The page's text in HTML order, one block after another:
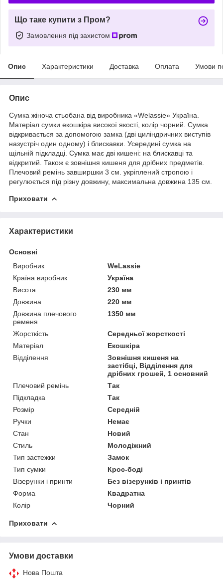
Що таке купити з Пром?
Замовлення під захистом
Опис Характеристики Доставка Оплата Умови
Опис
Сумка жіноча стьобана від виробника «Welassie» Україна.
Матеріал сумки екошкіра високої якості, колір чорний. Сумка
відкривається за допомогою замка (дві циліндричних виступів
назустріч один одному) і блискавки. Усередині сумка на
щільній підкладці. Сумка має дві кишені: на блискавці та
відкритий. Також є зовнішня кишеня для дрібних предметів.
Плечовий ремінь завширшки 3 см. укріплений стропою і
регулюється під різну довжину, максимальна довжина 135 см.
Приховати
Характеристики
Основні
Виробник
WeLassie
Країна виробник
Україна
Висота
230 мм
Довжина
220 мм
Довжина плечового
ременя
1350 мм
Жорсткість
Середньої жорсткості
Матеріал
Екошкіра
Відділення
Зовнішня кишеня на
застібці, Відділення для
дрібних грошей, 1 основний
Плечовий ремінь
Так
Підкладка
Так
Розмір
Середній
Ручки
Немає
Стан
Новий
Стиль
Молодіжний
Тип застежки
Замок
Тип сумки
Крос-боді
Візерунки і принти
Без візерунків і принтів
Форма
Квадратна
Колір
Чорний
Приховати
Умови доставки
Нова Пошта